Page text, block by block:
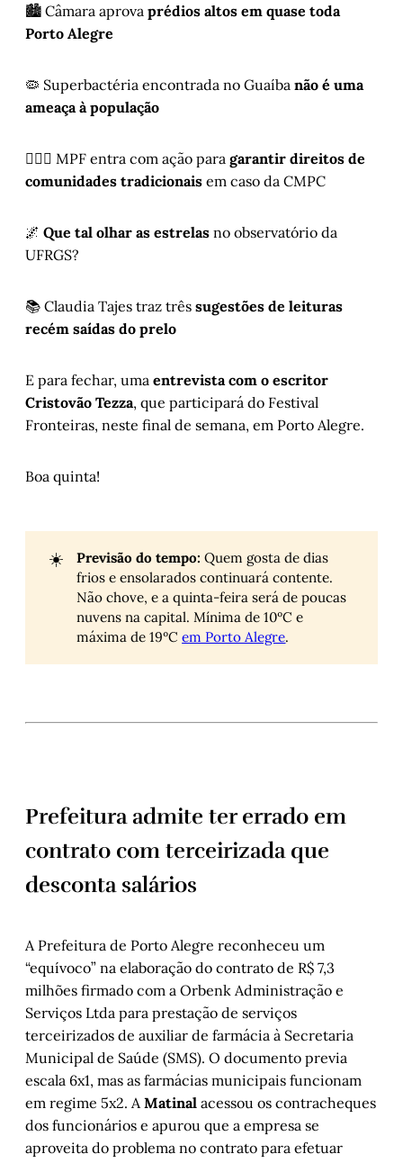
🏙️ Câmara aprova prédios altos em quase toda
Porto Alegre
🦠 Superbactéria encontrada no Guaíba não é uma
ameaça à população
🧑🏽‍⚖️ MPF entra com ação para garantir direitos de
comunidades tradicionais em caso da CMPC
🌌 Que tal olhar as estrelas no observatório da
UFRGS?
📚 Claudia Tajes traz três sugestões de leituras
recém saídas do prelo
E para fechar, uma entrevista com o escritor
Cristovão Tezza, que participará do Festival
Fronteiras, neste final de semana, em Porto Alegre.
Boa quinta!
☀️ Previsão do tempo: Quem gosta de dias
frios e ensolarados continuará contente.
Não chove, e a quinta-feira será de poucas
nuvens na capital. Mínima de 10ºC e
máxima de 19ºCem Porto Alegre.
Prefeitura admite ter errado em
contrato com terceirizada que
desconta salários
A Prefeitura de Porto Alegre reconheceu um
“equívoco” na elaboração do contrato de R$ 7,3
milhões firmado com a Orbenk Administração e
Serviços Ltda para prestação de serviços
terceirizados de auxiliar de farmácia à Secretaria
Municipal de Saúde (SMS). O documento previa
escala 6x1, mas as farmácias municipais funcionam
em regime 5x2. AMatinal acessou os contracheques
dos funcionários e apurou que a empresa se
aproveita do problema no contrato para efetuar